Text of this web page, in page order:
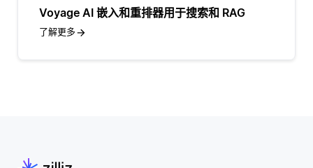
Voyage AI 嵌入和重排器用于搜索和 RAG
了解更多